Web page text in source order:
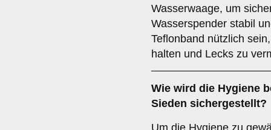
Wasserwaage, um
Wasserspender stabil
Teflonband nützlich
halten und Lecks zu
Wie wird die Hygiene
Sieden sichergestellt?
Um die Hygiene zu